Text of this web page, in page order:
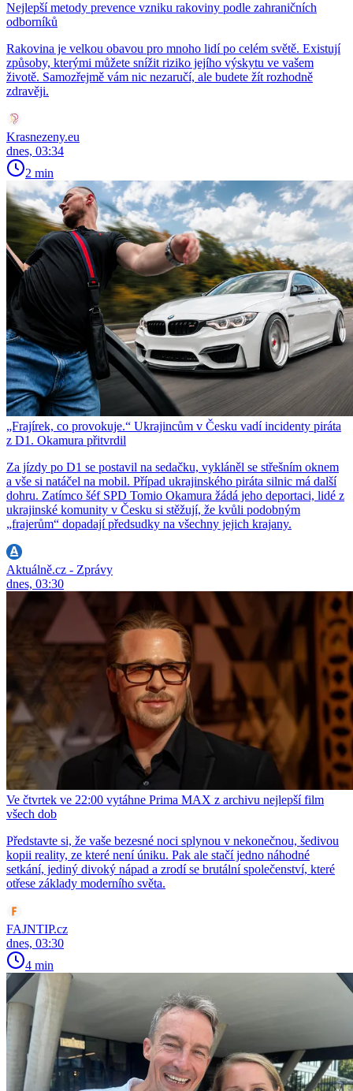
Nejlepší metody prevence vzniku rakoviny podle zahraničních
odborníků
Rakovina je velkou obavou pro mnoho lidí po celém světě. Existují
způsoby, kterými můžete snížit riziko jejího výskytu ve vašem
životě. Samozřejmě vám nic nezaručí, ale budete žít rozhodně
zdravěji.
Krasnezeny.eu
dnes, 03:34
2 min
„Frajírek, co provokuje.“ Ukrajincům v Česku vadí incidenty piráta
z D1. Okamura přitvrdil
Za jízdy po D1 se postavil na sedačku, vykláněl se střešním oknem
a vše si natáčel na mobil. Případ ukrajinského piráta silnic má další
dohru. Zatímco šéf SPD Tomio Okamura žádá jeho deportaci, lidé z
ukrajinské komunity v Česku si stěžují, že kvůli podobným
„frajerům“ dopadají předsudky na všechny jejich krajany.
Aktuálně.cz - Zprávy
dnes, 03:30
Ve čtvrtek ve 22:00 vytáhne Prima MAX z archivu nejlepší film
všech dob
Představte si, že vaše bezesné noci splynou v nekonečnou, šedivou
kopii reality, ze které není úniku. Pak ale stačí jedno náhodné
setkání, jediný divoký nápad a zrodí se brutální společenství, které
otřese základy moderního světa.
FAJNTIP.cz
dnes, 03:30
4 min